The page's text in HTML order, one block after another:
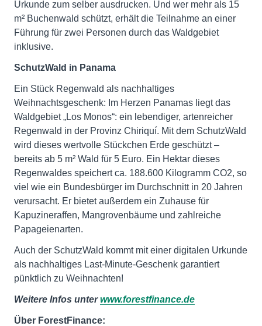
Urkunde zum selber ausdrucken. Und wer mehr als 15
m² Buchenwald schützt, erhält die Teilnahme an einer
Führung für zwei Personen durch das Waldgebiet
inklusive.
SchutzWald in Panama
Ein Stück Regenwald als nachhaltiges
Weihnachtsgeschenk: Im Herzen Panamas liegt das
Waldgebiet „Los Monos“: ein lebendiger, artenreicher
Regenwald in der Provinz Chiriquí. Mit dem SchutzWald
wird dieses wertvolle Stückchen Erde geschützt –
bereits ab 5 m² Wald für 5 Euro. Ein Hektar dieses
Regenwaldes speichert ca. 188.600 Kilogramm CO2, so
viel wie ein Bundesbürger im Durchschnitt in 20 Jahren
verursacht. Er bietet außerdem ein Zuhause für
Kapuzineraffen, Mangrovenbäume und zahlreiche
Papageienarten.
Auch der SchutzWald kommt mit einer digitalen Urkunde
als nachhaltiges Last-Minute-Geschenk garantiert
pünktlich zu Weihnachten!
Weitere Infos unterwww.forestfinance.de
Über ForestFinance: